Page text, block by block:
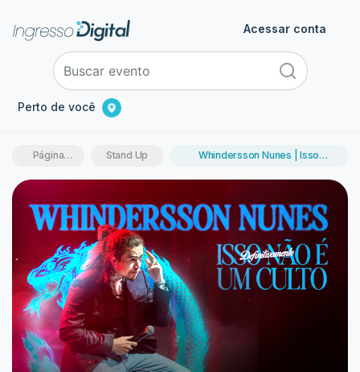
Perto de você
Acessar conta
Página
Stand Up
Whindersson Nunes | Isso